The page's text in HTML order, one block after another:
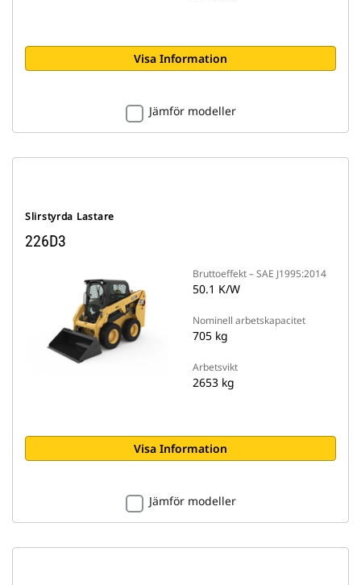
Visa Information
Jämför modeller
Slirstyrda Lastare
226D3
Bruttoeffekt – SAE J1995:2014
50.1 K/W
Nominell arbetskapacitet
705 kg
Arbetsvikt
2653 kg
Visa Information
Jämför modeller